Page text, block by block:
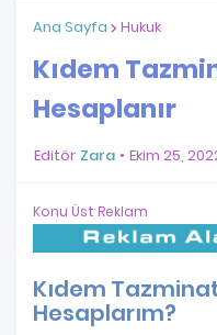
Ana Sayfa Hukuk
Kıdem
Hesaplanır
Editör Zara Ekim 25,
Konu Üst Reklam
Kıdem
Hesaplarım?